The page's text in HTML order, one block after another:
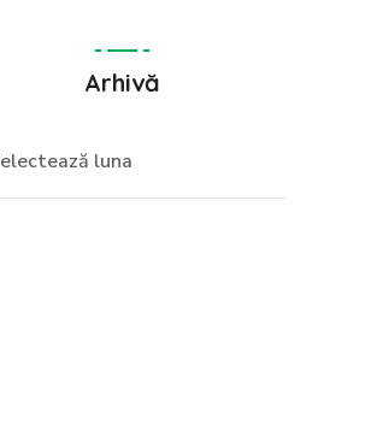
Arhivă